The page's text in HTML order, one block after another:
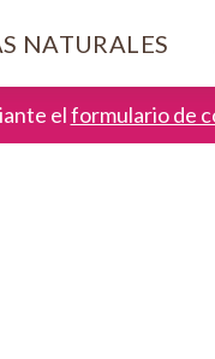
NATURALES
elformulario de